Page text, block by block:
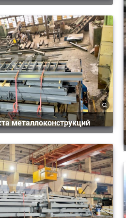
металлоконструкций